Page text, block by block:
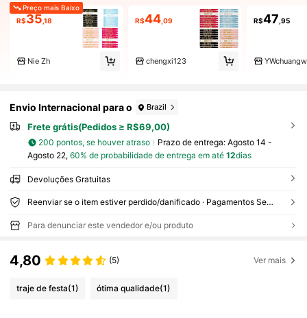
Preço mais Baixo
R$35 ,18
Nie Zh
R$44,09
chengxi123
R$47 ,95
Envio Internacional para o Brazil
Frete grátis(Pedidos ≥ R$69,00)
200 pontos, se houver atraso Prazo de entrega: Agosto 14 -
Agosto 22, 60% de probabilidade de entrega em até 12dias
Devoluções Gratuitas
Reenviar se o item estiver perdido/danificado · Pagamentos Seguros · Proteção de privacidade
Para denunciar este vendedor e/ou produto
4,80 (5) Ver mais
traje de festa(1) ótima qualidade(1)